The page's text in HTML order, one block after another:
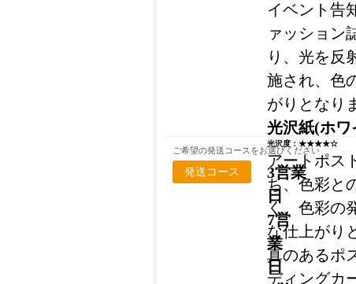
イベント告
ァッション
り、光を反
施され、色
がりとなり
光沢紙(ホワ
光沢度：★★★★☆
アートポス
ち、色彩と
く、色彩の
な仕上がり
真のあるポ
ディングカ
ご希望の発送コースをお選びください
発送コース
3営業
日
7営
業
日